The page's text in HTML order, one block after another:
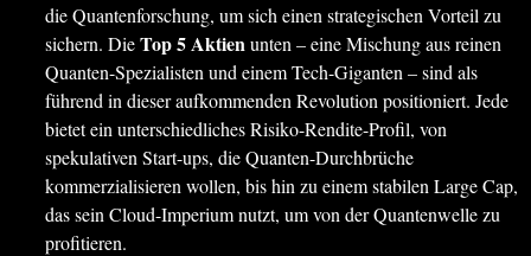
die Quantenforschung, um sich einen strategischen Vorteil zu
sichern. DieTop 5 Aktienunten – eine Mischung aus reinen
Quanten-Spezialisten und einem Tech-Giganten – sind als
führend in dieser aufkommenden Revolution positioniert. Jede
bietet ein unterschiedliches Risiko-Rendite-Profil, von
spekulativen Start-ups, die Quanten-Durchbrüche
kommerzialisieren wollen, bis hin zu einem stabilen Large Cap,
das sein Cloud-Imperium nutzt, um von der Quantenwelle zu
profitieren.